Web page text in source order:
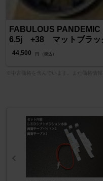
FABULOUS
6.5j +38 マットブラッ
44,500 円 （税込）